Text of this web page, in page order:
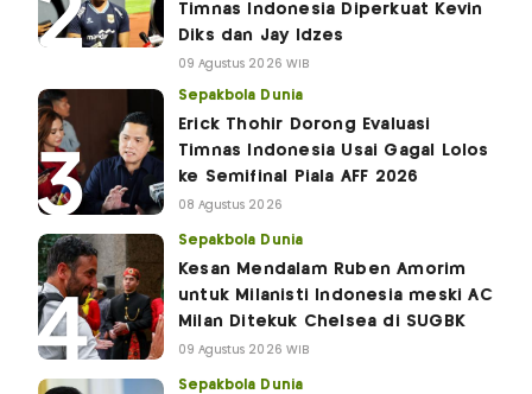
Timnas Indonesia Diperkuat Kevin
Diks dan Jay Idzes
09 Agustus 2026 WIB
Sepakbola Dunia
Erick Thohir Dorong Evaluasi
Timnas Indonesia Usai Gagal Lolos
ke Semifinal Piala AFF 2026
08 Agustus 2026
Sepakbola Dunia
Kesan Mendalam Ruben Amorim
untuk Milanisti Indonesia meski AC
Milan Ditekuk Chelsea di SUGBK
09 Agustus 2026 WIB
Sepakbola Dunia